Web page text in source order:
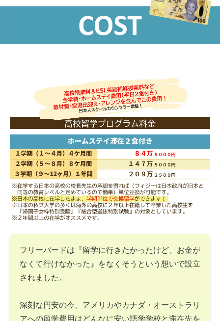
フリーバードは『留学に行きたかったけど、お金が
なくて行けなかった』をなくそうという想いで設立
されました。
深刻な円安の今、アメリカやカナダ・オーストラリ
アへの留学費用はどんなに安い語学学校と滞在先を